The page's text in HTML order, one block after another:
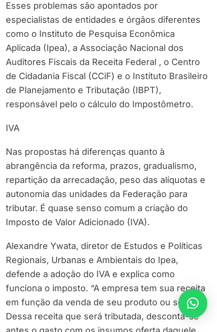
Esses problemas são apontados por
especialistas de entidades e órgãos diferentes
como o Instituto de Pesquisa Econômica
Aplicada (Ipea), a Associação Nacional dos
Auditores Fiscais da Receita Federal , o Centro
de Cidadania Fiscal (CCiF) e o Instituto Brasileiro
de Planejamento e Tributação (IBPT),
responsável pelo o cálculo do Impostômetro.
IVA
Nas propostas há diferenças quanto à
abrangência da reforma, prazos, gradualismo,
repartição da arrecadação, peso das alíquotas e
autonomia das unidades da Federação para
tributar. É quase senso comum a criação do
Imposto de Valor Adicionado (IVA).
Alexandre Ywata, diretor de Estudos e Políticas
Regionais, Urbanas e Ambientais do Ipea,
defende a adoção do IVA e explica como
funciona o imposto. “A empresa tem sua receita
em função da venda de seu produto ou serviço.
Dessa receita que será tributada, desconta-se